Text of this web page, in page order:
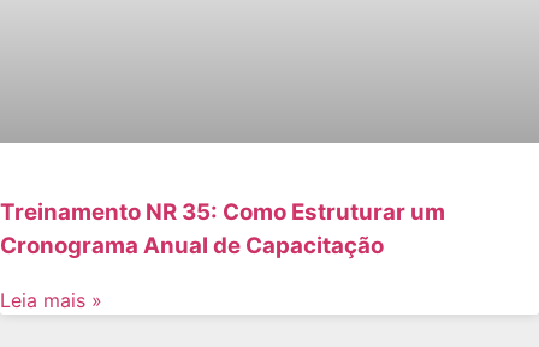
Treinamento NR 35: Como Estruturar um
Cronograma Anual de Capacitação
Leia mais »